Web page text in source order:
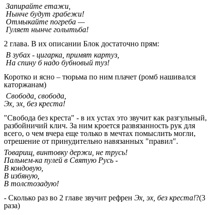
Запирайте етажи,
Нынче будут грабежи!
Отмыкайте погреба —
Гуляет нынче голытьба!
2 глава. В их описании Блок достаточно прям:
В зубах - цигарка, примят картуз,
На спину б надо бубновый туз!
Коротко и ясно – тюрьма по ним плачет (ромб нашивался
каторжанам)
Свобода, свобода,
Эх, эх, без креста!
"Свобода без креста" - в их устах это звучит как разгульный,
разбойничий клич. За ним кроется развязанность рук для
всего, о чем вчера еще только в мечтах помыслить могли,
отрешение от принудительно навязанных "правил".
Товарищ, винтовку держи, не трусь!
Пальнем-ка пулей в Святую Русь -
В кондовую,
В избяную,
В толстозадую!
- Сколько раз во 2 главе звучит рефрен Эх, эх, без креста!?(3
раза)